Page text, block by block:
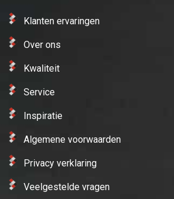
Klanten ervaringen
Over ons
Kwaliteit
Service
Inspiratie
Algemene voorwaarden
Privacy verklaring
Veelgestelde vragen